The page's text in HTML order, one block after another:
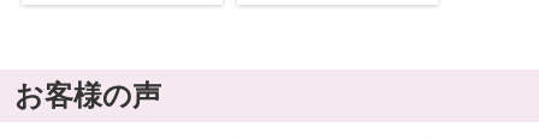
お客様の声